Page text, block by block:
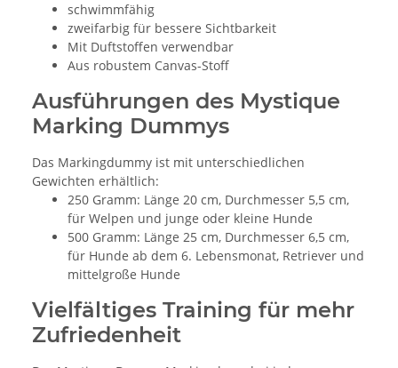
schwimmfähig
zweifarbig für bessere Sichtbarkeit
Mit Duftstoffen verwendbar
Aus robustem Canvas-Stoff
Ausführungen des Mystique
Marking Dummys
Das Markingdummy ist mit unterschiedlichen
Gewichten erhältlich:
250 Gramm: Länge 20 cm, Durchmesser 5,5 cm,
für Welpen und junge oder kleine Hunde
500 Gramm: Länge 25 cm, Durchmesser 6,5 cm,
für Hunde ab dem 6. Lebensmonat, Retriever und
mittelgroße Hunde
Vielfältiges Training für mehr
Zufriedenheit